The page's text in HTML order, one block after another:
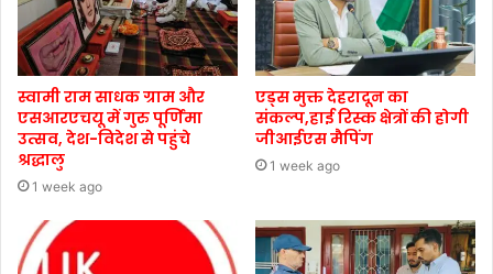
स्वामी राम साधक ग्राम और
एसआरएचयू में गुरु पूर्णिमा
उत्सव, देश-विदेश से पहुंचे
श्रद्धालु
1 week ago
एड्स मुक्त देहरादून का
संकल्प,हाई रिस्क क्षेत्रों की होगी
जीआईएस मैपिंग
1 week ago